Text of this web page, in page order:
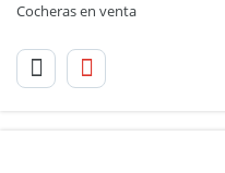
Cocheras en venta